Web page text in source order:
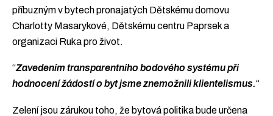
příbuzným v bytech pronajatých Dětskému domovu
Charlotty Masarykové, Dětskému centru Paprsek a
organizaci Ruka pro život.
“Zavedením transparentního bodového systému při
hodnocení žádostí o byt jsme znemožnili klientelismus.“
Zelení jsou zárukou toho, že bytová politika bude určena